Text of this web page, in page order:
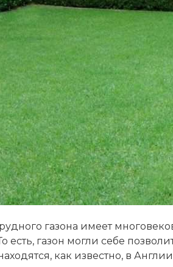
газона имеет
есть, газон могли себе
как известно, в